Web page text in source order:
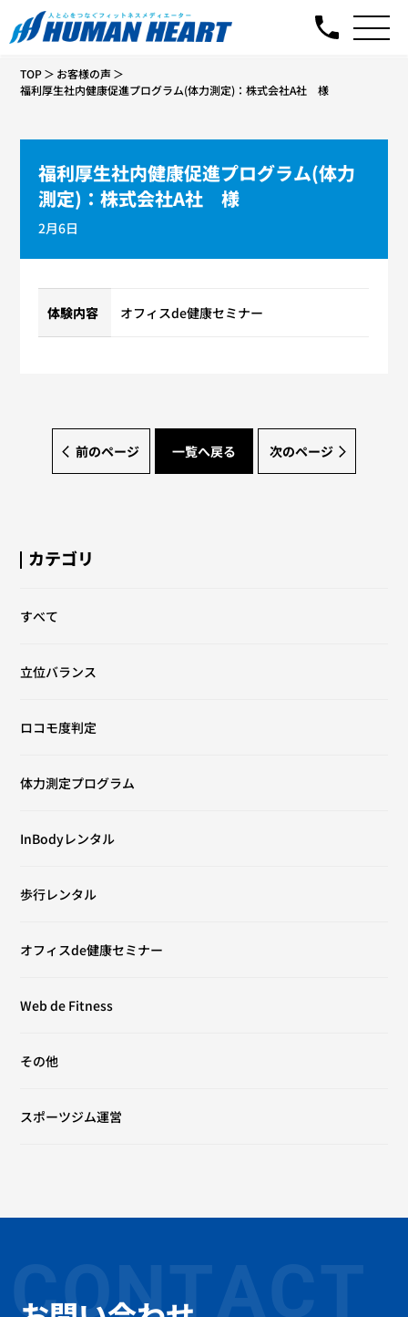
TOP
お客様の声
福利厚生社内健康促進プログラム(体力測定)：株式会社A社 様
福利厚生社内健康促進プログラム(体力
測定)：株式会社A社 様
2月6日
体験内容 オフィスde健康セミナー
前のページ 一覧へ戻る 次のページ
カテゴリ
すべて
立位バランス
ロコモ度判定
体力測定プログラム
InBodyレンタル
歩行レンタル
オフィスde健康セミナー
Web de Fitness
その他
スポーツジム運営
CONTACT